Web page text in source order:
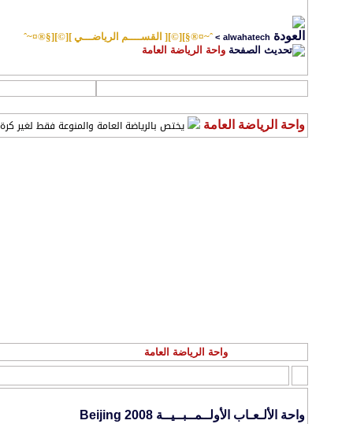
alwahatech
> ˆ~¤®§][©][ القســــم الرياضـــي ][©][§®¤~ˆ
واحة الرياضة العامة
واحة الرياضة العامة يختص بالرياضة العامة والمنوعة فقط لغير
واحة الرياضة العامة
واحة الألـعـاب الأولــمــبــيــة Beijing 2008